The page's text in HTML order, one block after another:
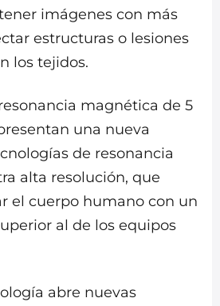
imágenes con más
estructuras o lesiones
los tejidos.
magnética de 5
una nueva
de resonancia
alta resolución, que
el cuerpo humano con un
al de los equipos
abre nuevas